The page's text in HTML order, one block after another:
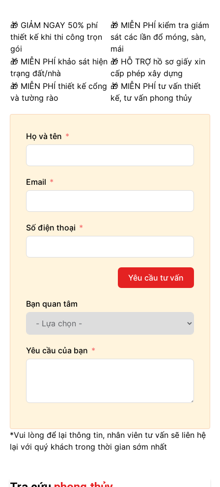
🎁 GIẢM NGAY 50% phí
thiết kế khi thi công trọn
gói
🎁 MIỄN PHÍ kiểm tra giám
sát các lần đổ móng, sàn,
mái
🎁 MIỄN PHÍ khảo sát hiện
trạng đất/nhà
🎁 HỖ TRỢ hồ sơ giấy xin
cấp phép xây dựng
🎁 MIỄN PHÍ thiết kế cổng
và tường rào
🎁 MIỄN PHÍ tư vấn thiết
kế, tư vấn phong thủy
Họ và tên
Email
Số điện thoại
Yêu cầu tư vấn
Bạn quan tâm
Yêu cầu của bạn
*Vui lòng để lại thông tin, nhân viên tư vấn sẽ liên hệ
lại với quý khách trong thời gian sớm nhất